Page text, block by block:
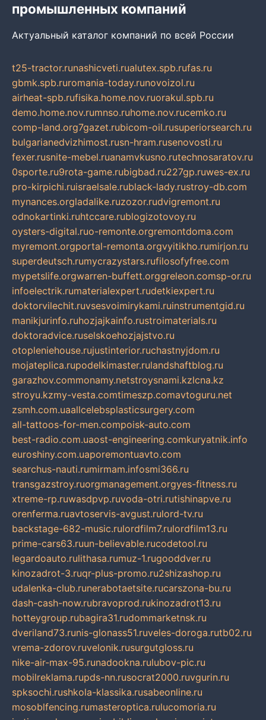
промышленных компаний
Актуальный каталог компаний по всей России
t25-tractor.runashicveti.rualutex.spb.rufas.ru
gbmk.spb.ruromania-today.runovoizol.ru
airheat-spb.rufisika.home.nov.ruorakul.spb.ru
demo.home.nov.rumnso.ruhome.nov.rucemko.ru
comp-land.org7gazet.rubicom-oil.rusuperiorsearch.ru
bulgarianedvizhimost.rusn-hram.rusenovosti.ru
fexer.rusnite-mebel.ruanamvkusno.rutechnosaratov.ru
0sporte.ru9rota-game.rubigbad.ru227gp.ruwes-ex.ru
pro-kirpichi.ruisraelsale.rublack-lady.rustroy-db.com
mynances.orgladalike.ruzozor.rudvigremont.ru
odnokartinki.ruhtccare.rublogizotovoy.ru
oysters-digital.ruo-remonte.orgremontdoma.com
myremont.orgportal-remonta.orgvyitikho.rumirjon.ru
superdeutsch.rumycrazystars.rufilosofyfree.com
mypetslife.orgwarren-buffett.orggreleon.comsp-or.ru
infoelectrik.rumaterialexpert.rudetkiexpert.ru
doktorvilechit.ruvsesvoimirykami.ruinstrumentgid.ru
manikjurinfo.ruhozjajkainfo.rustroimaterials.ru
doktoradvice.ruselskoehozjajstvo.ru
otopleniehouse.rujustinterior.ruchastnyjdom.ru
mojateplica.rupodelkimaster.rulandshaftblog.ru
garazhov.commonamy.netstroysnami.kzlcna.kz
stroyu.kzmy-vesta.comtimeszp.comavtoguru.net
zsmh.com.uaallcelebsplasticsurgery.com
all-tattoos-for-men.compoisk-auto.com
best-radio.com.uaost-engineering.comkuryatnik.info
euroshiny.com.uaporemontuavto.com
searchus-nauti.rumirmam.infosmi366.ru
transgazstroy.ruorgmanagement.orgyes-fitness.ru
xtreme-rp.ruwasdpvp.ruvoda-otri.rutishinapve.ru
orenferma.ruavtoservis-avgust.rulord-tv.ru
backstage-682-music.rulordfilm7.rulordfilm13.ru
prime-cars63.ruun-believable.rucodetool.ru
legardoauto.rulithasa.rumuz-1.rugooddver.ru
kinozadrot-3.ruqr-plus-promo.ru2shizashop.ru
udalenka-club.runerabotaetsite.rucarszona-bu.ru
dash-cash-now.rubravoprod.rukinozadrot13.ru
hotteygroup.rubagira31.rudommarketnsk.ru
dveriland73.runis-glonass51.ruveles-doroga.rutb02.ru
vrema-zdorov.ruvelonik.rusurgutgloss.ru
nike-air-max-95.runadookna.rulubov-pic.ru
mobilreklama.rupds-nn.rusocrat2000.ruvgurin.ru
spksochi.rushkola-klassika.rusabeonline.ru
mosoblfencing.rumasteroptica.rulucomoria.ru